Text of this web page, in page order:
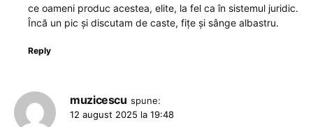
ce oameni produc acestea, elite, la fel ca în sistemul juridic.
Încă un pic și discutam de caste, fițe și sânge albastru.
Reply
muzicescu spune:
12 august 2025 la 19:48